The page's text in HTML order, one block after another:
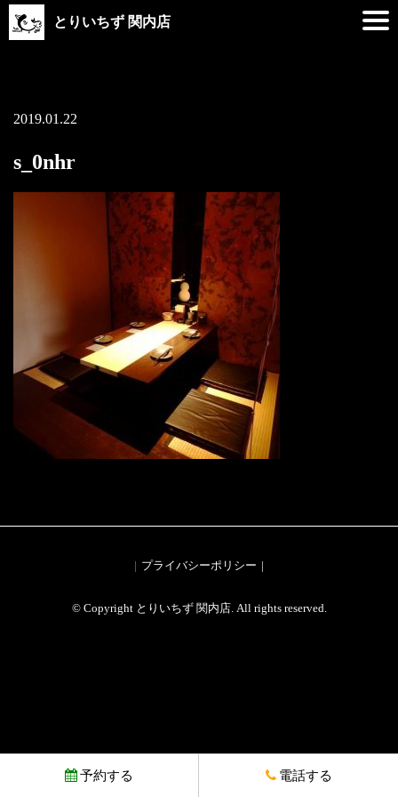
とりいちず 関内店
2019.01.22
s_0nhr
プライバシーポリシー
© Copyright とりいちず 関内店. All rights reserved.
予約する 電話する